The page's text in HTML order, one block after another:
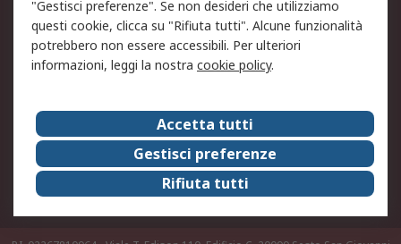
servizio
Etica e responsabilità
Chi Siamo
Chi Siamo
Contattaci
Supporto
ESG
Carriere
RS Group
Press Centre
Discovery: il Blog di RS
"Gestisci preferenze". Se non desideri che utilizziamo
questi cookie, clicca su "Rifiuta tutti". Alcune funzionalità
potrebbero non essere accessibili. Per ulteriori
informazioni, leggi la nostra cookie policy.
Accetta tutti
Gestisci preferenze
Rifiuta tutti